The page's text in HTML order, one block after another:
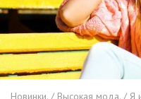
Новинки. / Высокая мода. / Я